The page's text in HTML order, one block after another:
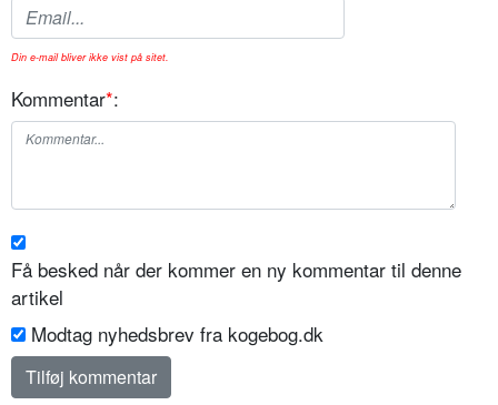
Din e-mail bliver ikke vist på sitet.
Kommentar*:
Få besked når der kommer en ny kommentar til denne
artikel
Modtag nyhedsbrev fra kogebog.dk